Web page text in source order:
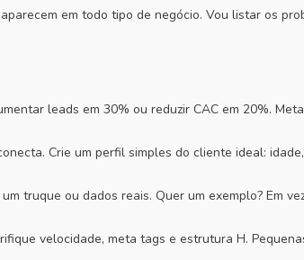
em todo tipo de negócio. Vou listar os
leads em 30% ou reduzir CAC em 20%.
Crie um perfil simples do cliente ideal:
truque ou dados reais. Quer um exemplo? Em
velocidade, meta tags e estrutura H.